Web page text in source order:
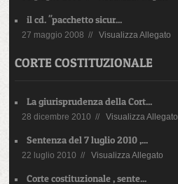
il cd. "pacchetto sicur...
27 maggio 2008 // Visualizza Allegato
CORTE COSTITUZIONALE
La giurisprudenza della Cort...
28 dicembre 2010 // Visualizza Allegato
Sentenza del 7 luglio 2010 ,...
22 luglio 2010 // Visualizza Allegato
Corte costituzionale , sente...